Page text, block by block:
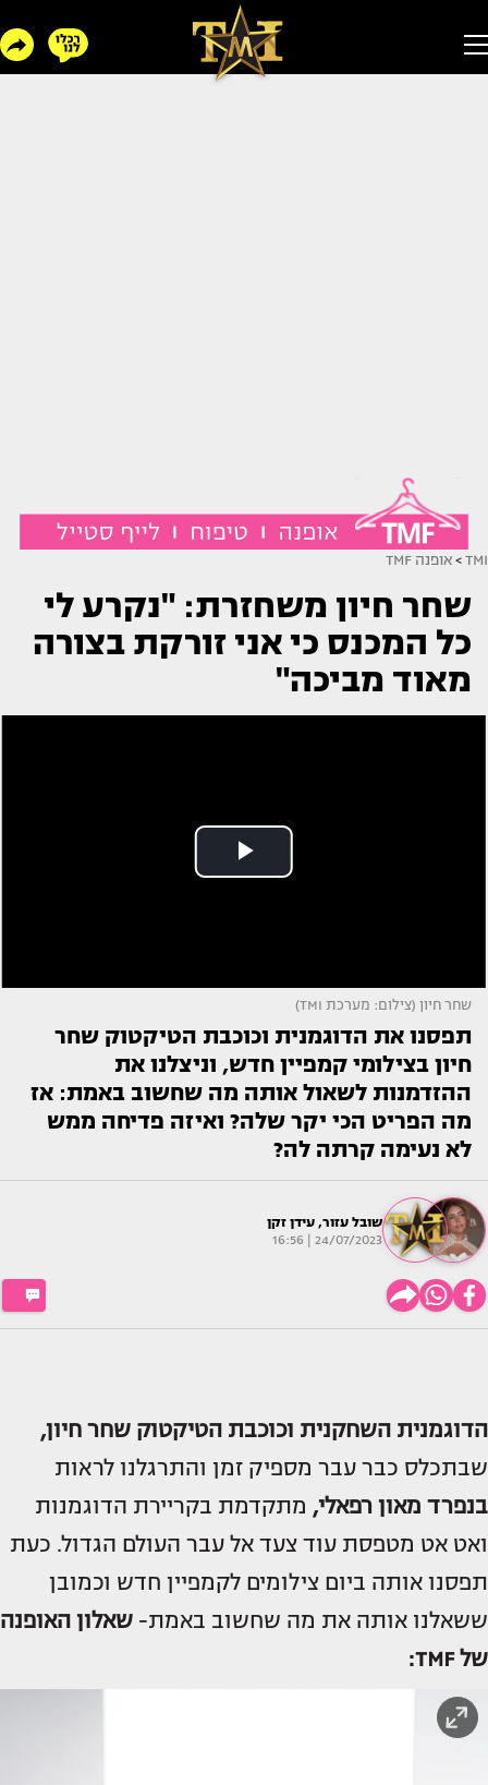
TMI
> אופנה TMF
שחר חיון משחזרת: "נקרע לי
כל המכנס כי אני זורקת בצורה
מאוד מביכה"
שחר חיון (צילום: מערכת TMI)
תפסנו את הדוגמנית וכוכבת הטיקטוק שחר
חיון בצילומי קמפיין חדש, וניצלנו את
ההזדמנות לשאול אותה מה שחשוב באמת: אז
מה הפריט הכי יקר שלה? ואיזה פדיחה ממש
לא נעימה קרתה לה?
שובל עזור, עידן זקן
24/07/2023 | 16:56
הדוגמנית השחקנית וכוכבת הטיקטוק שחר חיון,
שבתכלס כבר עבר מספיק זמן והתרגלנו לראות
בנפרד מאון רפאלי, מתקדמת בקריירת הדוגמנות
ואט אט מטפסת עוד צעד אל עבר העולם הגדול. כעת
תפסנו אותה ביום צילומים לקמפיין חדש וכמובן
ששאלנו אותה את מה שחשוב באמת- שאלון האופנה
של TMF: